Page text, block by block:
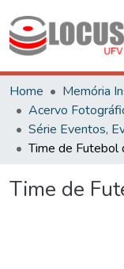
Home
Memória
Time de Futebol
Time de